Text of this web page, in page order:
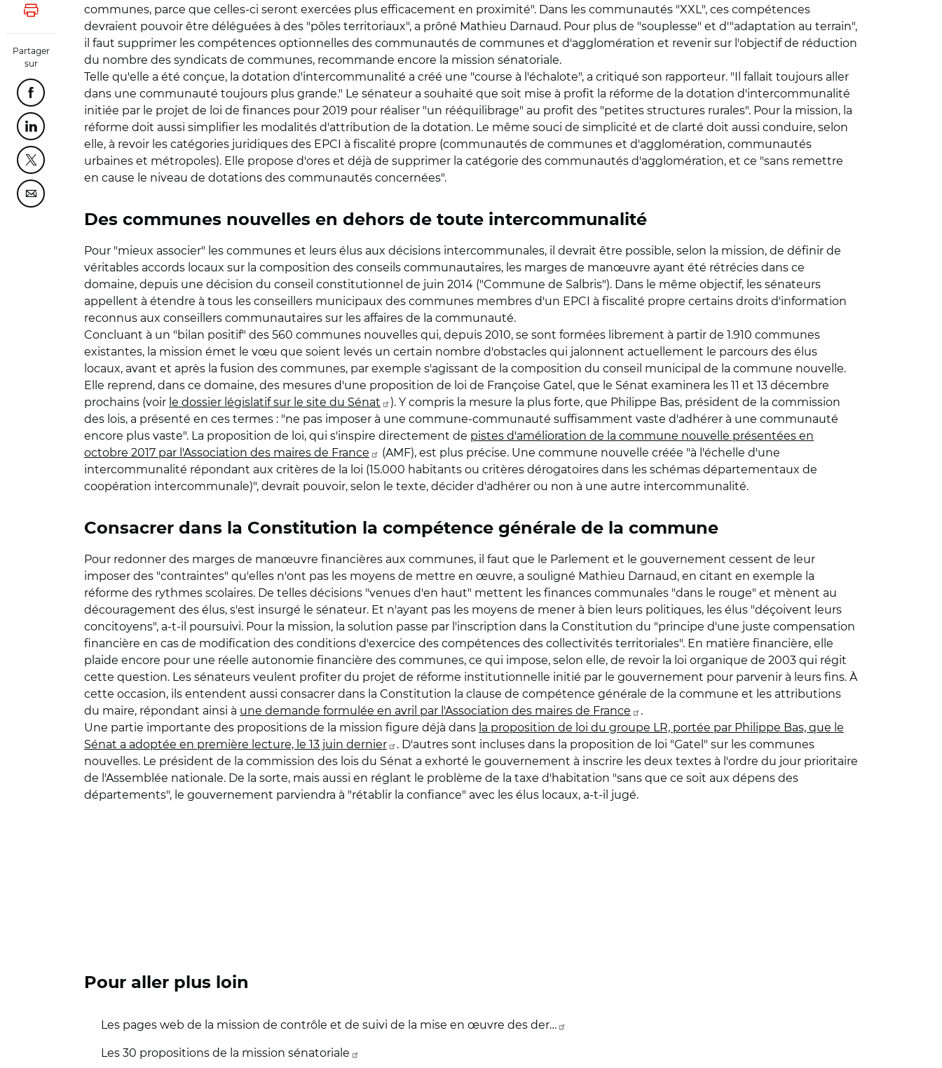
Lancer l'impression
Partager
sur
Partager cette page sur Facebook
Partager cette page sur Linkedin
Partager cette page sur Twitter
Partager cette page sur Courriel
communes, parce que celles-ci seront exercées plus efficacement en proximité". Dans les communautés "XXL", ces compétences
devraient pouvoir être déléguées à des "pôles territoriaux", a prôné Mathieu Darnaud. Pour plus de "souplesse" et d'"adaptation au terrain",
il faut supprimer les compétences optionnelles des communautés de communes et d'agglomération et revenir sur l'objectif de réduction
du nombre des syndicats de communes, recommande encore la mission sénatoriale.
Telle qu'elle a été conçue, la dotation d'intercommunalité a créé une "course à l'échalote", a critiqué son rapporteur. "Il fallait toujours aller
dans une communauté toujours plus grande." Le sénateur a souhaité que soit mise à profit la réforme de la dotation d'intercommunalité
initiée par le projet de loi de finances pour 2019 pour réaliser "un rééquilibrage" au profit des "petites structures rurales". Pour la mission, la
réforme doit aussi simplifier les modalités d'attribution de la dotation. Le même souci de simplicité et de clarté doit aussi conduire, selon
elle, à revoir les catégories juridiques des EPCI à fiscalité propre (communautés de communes et d'agglomération, communautés
urbaines et métropoles). Elle propose d'ores et déjà de supprimer la catégorie des communautés d'agglomération, et ce "sans remettre
en cause le niveau de dotations des communautés concernées".
Des communes nouvelles en dehors de toute intercommunalité
Pour "mieux associer" les communes et leurs élus aux décisions intercommunales, il devrait être possible, selon la mission, de définir de
véritables accords locaux sur la composition des conseils communautaires, les marges de manœuvre ayant été rétrécies dans ce
domaine, depuis une décision du conseil constitutionnel de juin 2014 ("Commune de Salbris"). Dans le même objectif, les sénateurs
appellent à étendre à tous les conseillers municipaux des communes membres d'un EPCI à fiscalité propre certains droits d'information
reconnus aux conseillers communautaires sur les affaires de la communauté.
Concluant à un "bilan positif" des 560 communes nouvelles qui, depuis 2010, se sont formées librement à partir de 1.910 communes
existantes, la mission émet le vœu que soient levés un certain nombre d'obstacles qui jalonnent actuellement le parcours des élus
locaux, avant et après la fusion des communes, par exemple s'agissant de la composition du conseil municipal de la commune nouvelle.
Elle reprend, dans ce domaine, des mesures d'une proposition de loi de Françoise Gatel, que le Sénat examinera les 11 et 13 décembre
prochains (voir le dossier législatif sur le site du Sénat
). Y compris la mesure la plus forte, que Philippe Bas, président de la commission
des lois, a présenté en ces termes : "ne pas imposer à une commune-communauté suffisamment vaste d'adhérer à une communauté
encore plus vaste". La proposition de loi, qui s'inspire directement de pistes d'amélioration de la commune nouvelle présentées en
octobre 2017 par l'Association des maires de France
(AMF), est plus précise. Une commune nouvelle créée "à l'échelle d'une
intercommunalité répondant aux critères de la loi (15.000 habitants ou critères dérogatoires dans les schémas départementaux de
coopération intercommunale)", devrait pouvoir, selon le texte, décider d'adhérer ou non à une autre intercommunalité.
Consacrer dans la Constitution la compétence générale de la commune
Pour redonner des marges de manœuvre financières aux communes, il faut que le Parlement et le gouvernement cessent de leur
imposer des "contraintes" qu'elles n'ont pas les moyens de mettre en œuvre, a souligné Mathieu Darnaud, en citant en exemple la
réforme des rythmes scolaires. De telles décisions "venues d'en haut" mettent les finances communales "dans le rouge" et mènent au
découragement des élus, s'est insurgé le sénateur. Et n'ayant pas les moyens de mener à bien leurs politiques, les élus "déçoivent leurs
concitoyens", a-t-il poursuivi. Pour la mission, la solution passe par l'inscription dans la Constitution du "principe d'une juste compensation
financière en cas de modification des conditions d'exercice des compétences des collectivités territoriales". En matière financière, elle
plaide encore pour une réelle autonomie financière des communes, ce qui impose, selon elle, de revoir la loi organique de 2003 qui régit
cette question. Les sénateurs veulent profiter du projet de réforme institutionnelle initié par le gouvernement pour parvenir à leurs fins. À
cette occasion, ils entendent aussi consacrer dans la Constitution la clause de compétence générale de la commune et les attributions
du maire, répondant ainsi à une demande formulée en avril par l'Association des maires de France
.
Une partie importante des propositions de la mission figure déjà dans la proposition de loi du groupe LR, portée par Philippe Bas, que le
Sénat a adoptée en première lecture, le 13 juin dernier
. D'autres sont incluses dans la proposition de loi "Gatel" sur les communes
nouvelles. Le président de la commission des lois du Sénat a exhorté le gouvernement à inscrire les deux textes à l'ordre du jour prioritaire
de l'Assemblée nationale. De la sorte, mais aussi en réglant le problème de la taxe d'habitation "sans que ce soit aux dépens des
départements", le gouvernement parviendra à "rétablir la confiance" avec les élus locaux, a-t-il jugé.
Pour aller plus loin
Les pages web de la mission de contrôle et de suivi de la mise en œuvre des der…
Les 30 propositions de la mission sénatoriale